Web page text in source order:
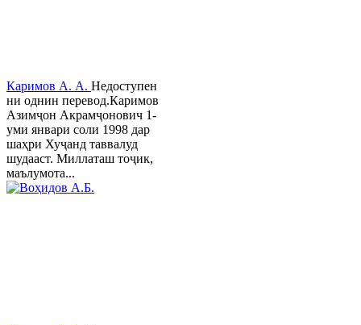
Каримов А. А. Недоступен
ни однин перевод.Каримов
Азимҷон Акрамҷонович 1-
уми январи соли 1998 дар
шаҳри Хуҷанд таввалуд
шудааст. Миллаташ тоҷик,
маълумота...